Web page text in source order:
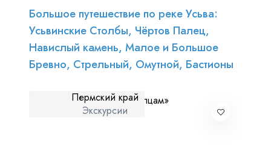
Большое путешествие по реке Усьва:
Усьвинские Столбы, Чёртов Палец,
Навислый камень, Малое и Большое
Бревно, Стрельный, Омутной, Бастионы
Пермский край
Экскурсии